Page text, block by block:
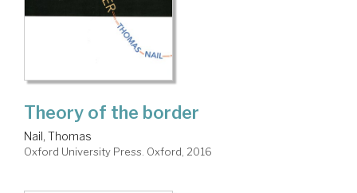
Theory of the border
Nail, Thomas
Oxford University Press. Oxford, 2016